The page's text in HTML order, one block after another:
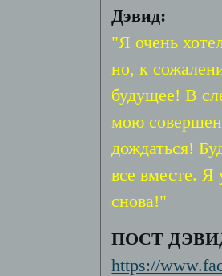
Дэвид:
"Я очень
но, к
будущее! В
мою
дождаться!
все вместе. Я
снова!"
ПОСТ
https://